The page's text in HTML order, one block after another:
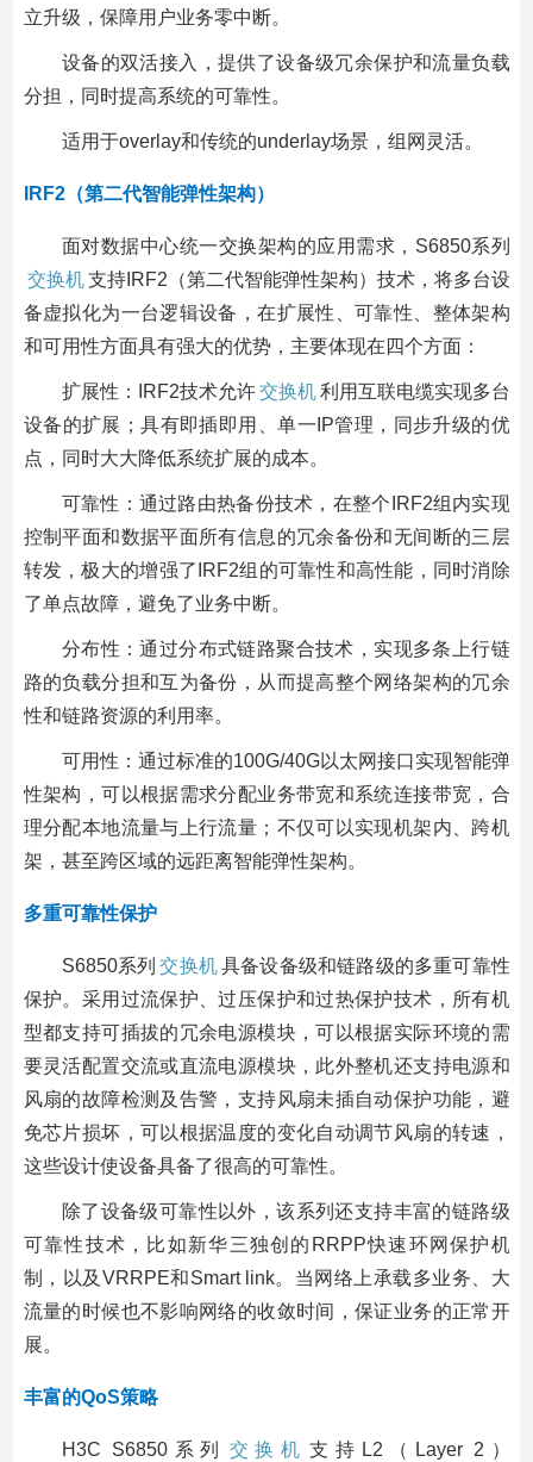
立升级，保障用户业务零中断。
设备的双活接入，提供了设备级冗余保护和流量负载
分担，同时提高系统的可靠性。
适用于overlay和传统的underlay场景，组网灵活。
IRF2（第二代智能弹性架构）
面对数据中心统一交换架构的应用需求，S6850系列
交换机支持IRF2（第二代智能弹性架构）技术，将多台设
备虚拟化为一台逻辑设备，在扩展性、可靠性、整体架构
和可用性方面具有强大的优势，主要体现在四个方面：
扩展性：IRF2技术允许交换机利用互联电缆实现多台
设备的扩展；具有即插即用、单一IP管理，同步升级的优
点，同时大大降低系统扩展的成本。
可靠性：通过路由热备份技术，在整个IRF2组内实现
控制平面和数据平面所有信息的冗余备份和无间断的三层
转发，极大的增强了IRF2组的可靠性和高性能，同时消除
了单点故障，避免了业务中断。
分布性：通过分布式链路聚合技术，实现多条上行链
路的负载分担和互为备份，从而提高整个网络架构的冗余
性和链路资源的利用率。
可用性：通过标准的100G/40G以太网接口实现智能弹
性架构，可以根据需求分配业务带宽和系统连接带宽，合
理分配本地流量与上行流量；不仅可以实现机架内、跨机
架，甚至跨区域的远距离智能弹性架构。
多重可靠性保护
S6850系列 交换机具备设备级和链路级的多重可靠性
保护。采用过流保护、过压保护和过热保护技术，所有机
型都支持可插拔的冗余电源模块，可以根据实际环境的需
要灵活配置交流或直流电源模块，此外整机还支持电源和
风扇的故障检测及告警，支持风扇未插自动保护功能，避
免芯片损坏，可以根据温度的变化自动调节风扇的转速，
这些设计使设备具备了很高的可靠性。
除了设备级可靠性以外，该系列还支持丰富的链路级
可靠性技术，比如新华三独创的RRPP快速环网保护机
制，以及VRRPE和Smart link。当网络上承载多业务、大
流量的时候也不影响网络的收敛时间，保证业务的正常开
展。
丰富的QoS策略
H3C S6850系列 交换机 支持L2（Layer 2）